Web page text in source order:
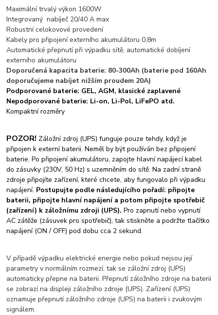
Maximální trvalý výkon 1600W
Integrovaný nabíječ 20/40 A max
Robustní celokovové provedení
Kabely pro připojení externího akumulátoru 0,8m
Automatické přepnutí při výpadku sítě, automatické dobíjení
externího akumulátoru
Doporučená kapacita baterie: 80-300Ah (baterie pod 160Ah
doporučujeme nabíjet nižším proudem 20A)
Podporované baterie: GEL, AGM, klasické zaplavené
Nepodporované baterie: Li-on, Li-Pol, LiFePO atd.
Kompaktní rozměry
POZOR! Záložní zdroj (UPS) funguje pouze tehdy, když je
připojen k externí baterii. Neměl by být používán bez připojení
baterie. Po připojení akumulátoru, zapojte hlavní napájecí kabel
do zásuvky (230V, 50 Hz) s uzemněním do sítě. Na zadní straně
zdroje připojíte zařízení, které chcete, aby fungovalo při výpadku
napájení. Postupujte podle následujícího pořadí: připojte
baterii, připojte hlavní napájení a potom připojte spotřebič
(zařízení) k záložnímu zdroji (UPS).Pro zapnutí nebo vypnutí
AC zátěže (zásuvek pro spotřebič), tak stiskněte a podržte tlačítko
napájení (ON / OFF) pod dobu cca 2 sekund.
V případě výpadku elektrické energie nebo pokud nejsou její
parametry v normálním rozmezí, tak se záložní zdroj (UPS)
automaticky přepne na baterii. Přepnutí záložního zdroje na baterii
se zobrazí na displeji záložního zdroje (UPS). Zařízení (UPS)
oznamuje přepnutí záložního zdroje (UPS) na baterii i zvukovým
signálem.